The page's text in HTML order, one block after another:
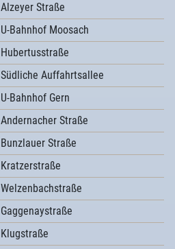
Alzeyer Straße
U-Bahnhof Moosach
Hubertusstraße
Südliche Auffahrtsallee
U-Bahnhof Gern
Andernacher Straße
Bunzlauer Straße
Kratzerstraße
Welzenbachstraße
Gaggenaystraße
Klugstraße